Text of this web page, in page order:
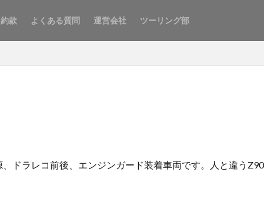
款 よくある質問 運営会社 ツーリング部
ドラレコ前後、エンジンガード装着車両です。人と違う